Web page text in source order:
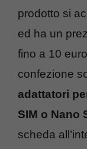
prodotto si
ed ha un
fino a 10
confezione
adattatori
SIM o Nano
scheda